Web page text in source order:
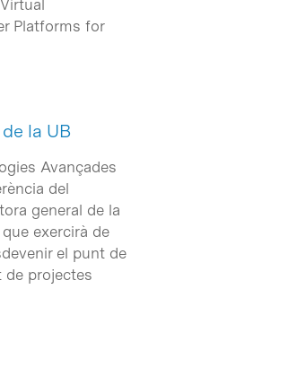
Platforms for
la UB
Avançades
del
general de la
exercirà de
el punt de
de projectes